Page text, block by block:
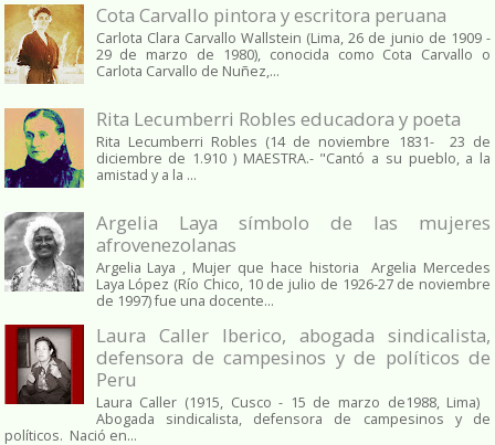
Cota Carvallo pintora y escritora peruana
Carlota Clara Carvallo Wallstein (Lima, 26 de junio de 1909 -
29 de marzo de 1980), conocida como Cota Carvallo o
Carlota Carvallo de Nuñez,...
Rita Lecumberri Robles educadora y poeta
Rita Lecumberri Robles (14 de noviembre 1831- 23 de
diciembre de 1.910 ) MAESTRA.- "Cantó a su pueblo, a la
amistad y a la ...
Argelia Laya símbolo de las mujeres
afrovenezolanas
Argelia Laya , Mujer que hace historia Argelia Mercedes
Laya López (Río Chico, 10 de julio de 1926-27 de noviembre
de 1997) fue una docente...
Laura Caller Iberico, abogada sindicalista,
defensora de campesinos y de políticos de
Peru
Laura Caller (1915, Cusco - 15 de marzo de1988, Lima)
Abogada sindicalista, defensora de campesinos y de
políticos. Nació en...